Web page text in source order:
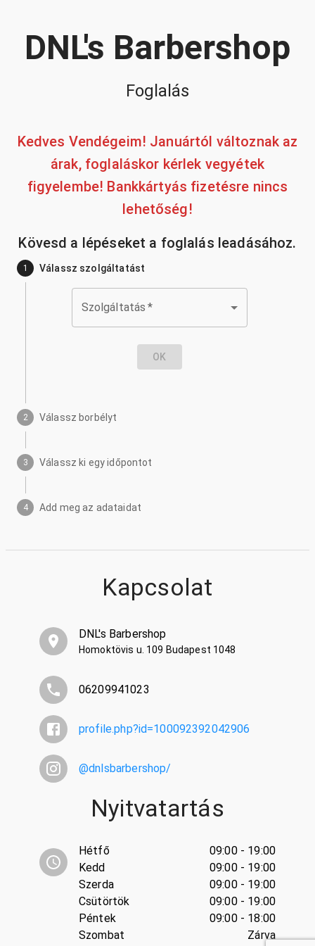
DNL's Barbershop
Foglalás
Kedves Vendégeim! Januártól változnak az
árak, foglaláskor kérlek vegyétek
figyelembe! Bankkártyás fizetésre nincs
lehetőség!
Kövesd a lépéseket a foglalás leadásához.
1 Válassz szolgáltatást
Szolgáltatás *
OK
2 Válassz borbélyt
3 Válassz ki egy időpontot
4 Add meg az adataidat
Kapcsolat
DNL's Barbershop
Homoktövis u. 109 Budapest 1048
06209941023
profile.php?id=100092392042906
@dnlsbarbershop/
Nyitvatartás
Hétfő
Kedd
Szerda
Csütörtök
Péntek
Szombat
09:00 - 19:00
09:00 - 19:00
09:00 - 19:00
09:00 - 19:00
09:00 - 18:00
Zárva